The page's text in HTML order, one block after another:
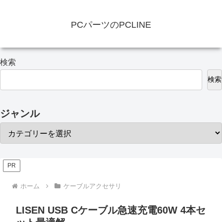
PCパーツのPCLINE
検索
検索
ジャンル
PR
ホーム ケーブルアクセサリ
LISEN USB Cケーブル急速充電60W 4本セ